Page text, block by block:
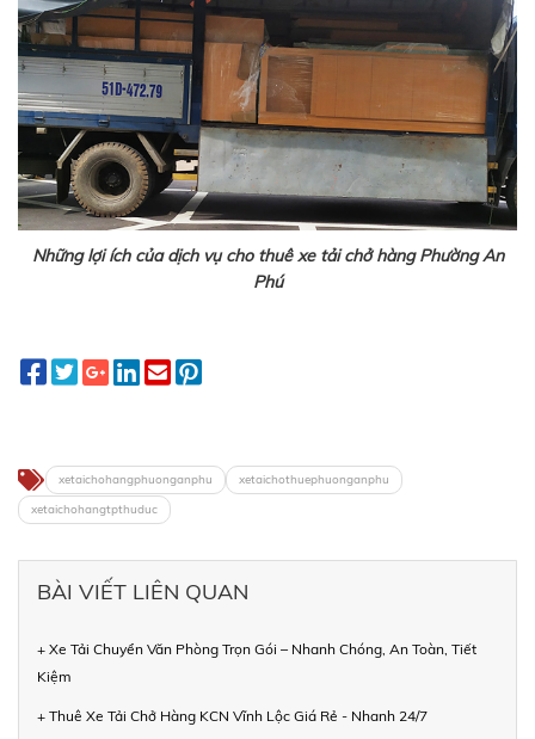
Những lợi ích của dịch vụ cho thuê xe tải chở hàng Phường An
Phú
xetaichohangphuonganphu
xetaichothuephuonganphu
xetaichohangtpthuduc
BÀI VIẾT LIÊN QUAN
+ Xe Tải Chuyển Văn Phòng Trọn Gói – Nhanh Chóng, An Toàn, Tiết
Kiệm
+ Thuê Xe Tải Chở Hàng KCN Vĩnh Lộc Giá Rẻ - Nhanh 24/7